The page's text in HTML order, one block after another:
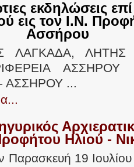
εκδηλώσεις
εις τον Ι.Ν.
Ασσήρου
ΛΑΓΚΑΔΑ, ΛΗΤΗΣ
ΑΣΣΗΡΟΥ ...
Ηλιού -
Παρασκευή 19